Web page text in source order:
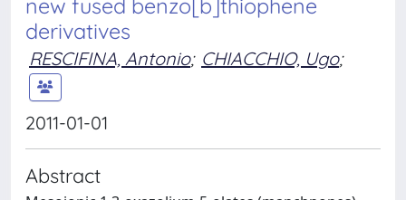
new fused benzo[b]thiophene
derivatives
RESCIFINA, Antonio; CHIACCHIO, Ugo;
2011-01-01
Abstract